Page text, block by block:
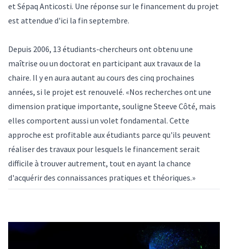
et Sépaq Anticosti. Une réponse sur le financement du projet
est attendue d'ici la fin septembre.
Depuis 2006, 13 étudiants-chercheurs ont obtenu une
maîtrise ou un doctorat en participant aux travaux de la
chaire. Il y en aura autant au cours des cinq prochaines
années, si le projet est renouvelé. «Nos recherches ont une
dimension pratique importante, souligne Steeve Côté, mais
elles comportent aussi un volet fondamental. Cette
approche est profitable aux étudiants parce qu'ils peuvent
réaliser des travaux pour lesquels le financement serait
difficile à trouver autrement, tout en ayant la chance
d'acquérir des connaissances pratiques et théoriques.»